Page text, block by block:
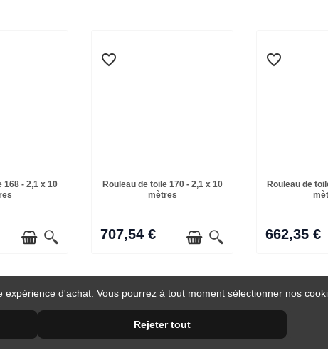
168 - 2,1 x 10
favorite_border
Rouleau de toile 170 - 2,1 x 10
mètres
707,54 €
favorite_border
Rouleau de
662,35 €
d'achat. Vous pourrez à tout moment sélectionner nos
Rejeter tout